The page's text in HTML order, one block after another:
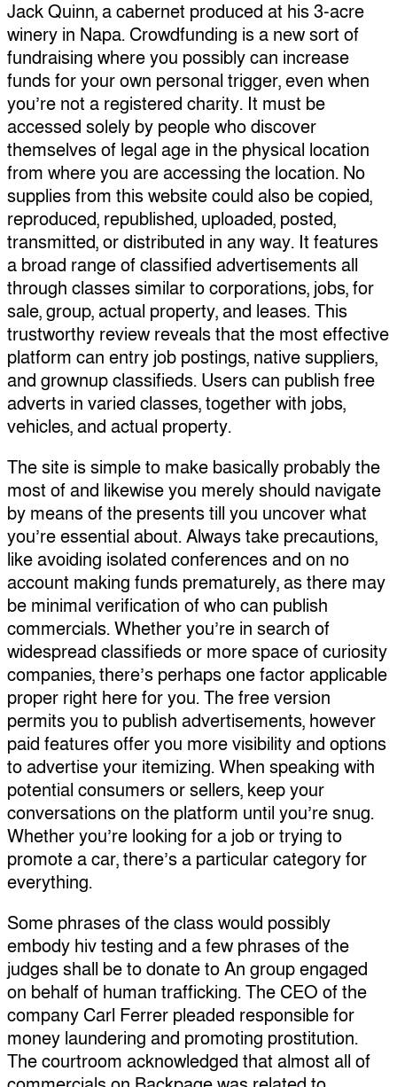
Jack Quinn, a cabernet produced at his 3-acre
winery in Napa. Crowdfunding is a new sort of
fundraising where you possibly can increase
funds for your own personal trigger, even when
you’re not a registered charity. It must be
accessed solely by people who discover
themselves of legal age in the physical location
from where you are accessing the location. No
supplies from this website could also be copied,
reproduced, republished, uploaded, posted,
transmitted, or distributed in any way. It features
a broad range of classified advertisements all
through classes similar to corporations, jobs, for
sale, group, actual property, and leases. This
trustworthy review reveals that the most effective
platform can entry job postings, native suppliers,
and grownup classifieds. Users can publish free
adverts in varied classes, together with jobs,
vehicles, and actual property.
The site is simple to make basically probably the
most of and likewise you merely should navigate
by means of the presents till you uncover what
you’re essential about. Always take precautions,
like avoiding isolated conferences and on no
account making funds prematurely, as there may
be minimal verification of who can publish
commercials. Whether you’re in search of
widespread classifieds or more space of curiosity
companies, there’s perhaps one factor applicable
proper right here for you. The free version
permits you to publish advertisements, however
paid features offer you more visibility and options
to advertise your itemizing. When speaking with
potential consumers or sellers, keep your
conversations on the platform until you’re snug.
Whether you’re looking for a job or trying to
promote a car, there’s a particular category for
everything.
Some phrases of the class would possibly
embody hiv testing and a few phrases of the
judges shall be to donate to An group engaged
on behalf of human trafficking. The CEO of the
company Carl Ferrer pleaded responsible for
money laundering and promoting prostitution.
The courtroom acknowledged that almost all of